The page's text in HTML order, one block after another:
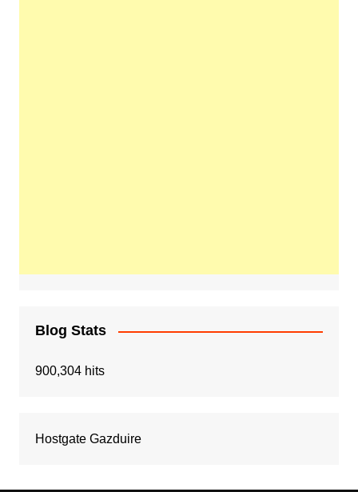
Blog Stats
900,304 hits
Hostgate Gazduire